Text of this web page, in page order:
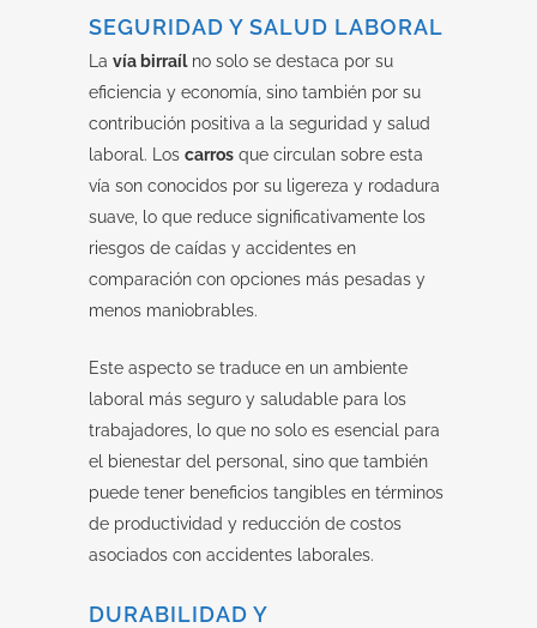
SEGURIDAD Y SALUD LABORAL
La vía birraílno solo se destaca por su
eficiencia y economía, sino también por su
contribución positiva a la seguridad y salud
laboral. Los carros que circulan sobre esta
vía son conocidos por su ligereza y rodadura
suave, lo que reduce significativamente los
riesgos de caídas y accidentes en
comparación con opciones más pesadas y
menos maniobrables.
Este aspecto se traduce en un ambiente
laboral más seguro y saludable para los
trabajadores, lo que no solo es esencial para
el bienestar del personal, sino que también
puede tener beneficios tangibles en términos
de productividad y reducción de costos
asociados con accidentes laborales.
DURABILIDAD Y